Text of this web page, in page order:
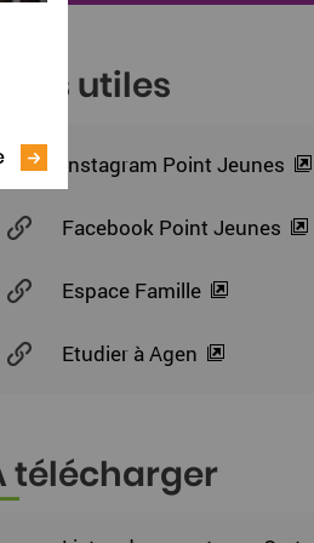
Liens utiles
Instagram Point Jeunes
Facebook Point Jeunes
Espace Famille
Etudier à Agen
télécharger